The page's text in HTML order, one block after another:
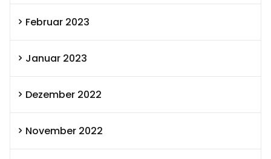
Februar 2023
Januar 2023
Dezember 2022
November 2022